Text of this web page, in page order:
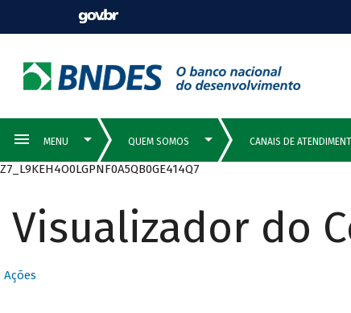
Z7_L9KEH4O0LGPNF0A5QB0GE414Q7
Visualizador do
Ações